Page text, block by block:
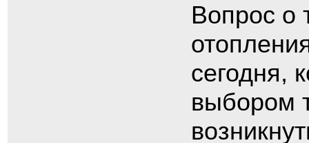
Вопрос о
сегодня,
выбором